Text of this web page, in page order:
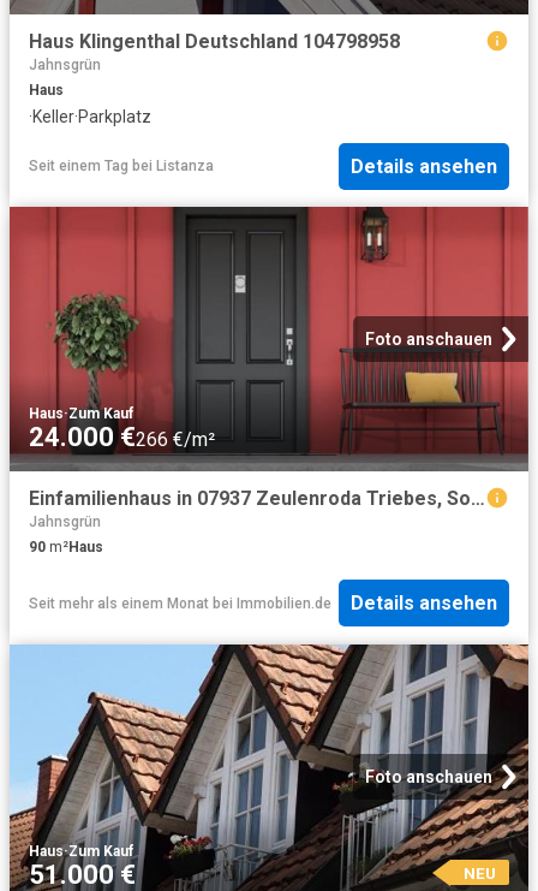
Haus Klingenthal Deutschland 104798958
Jahnsgrün
Haus
·Keller·Parkplatz
Seit einem Tag bei Listanza Details ansehen
Foto anschauen
Haus·Zum Kauf
24.000 €266 €/m²
Einfamilienhaus in 07937 Zeulenroda Triebes, Sommerseite
Jahnsgrün
90 m²Haus
Seit mehr als einem Monat bei Immobilien.de Details ansehen
Foto anschauen
Haus·Zum Kauf
51.000 € NEU